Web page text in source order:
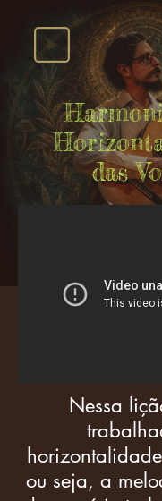
das
Nessa
ou seja, a